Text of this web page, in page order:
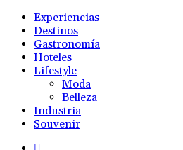
Experiencias
Destinos
Gastronomía
Hoteles
Lifestyle
Moda
Belleza
Industria
Souvenir